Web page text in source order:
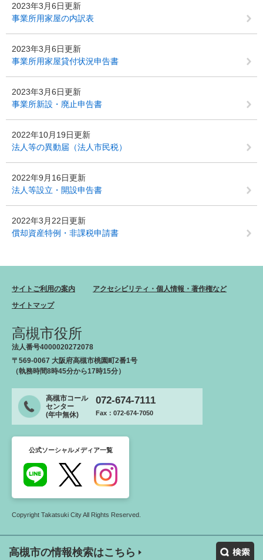
高槻市の情報検索はこちら
2023年3月6日更新
事業所用家屋の内訳表
2023年3月6日更新
事業所用家屋貸付状況申告書
2023年3月6日更新
事業所新設・廃止申告書
2022年10月19日更新
法人等の異動届（法人市民税）
2022年9月16日更新
法人等設立・開設申告書
2022年3月22日更新
償却資産特例・非課税申請書
サイトご利用の案内
アクセシビリティ・個人情報・著作権など
サイトマップ
高槻市役所
法人番号4000020272078
〒569-0067 大阪府高槻市桃園町2番1号
（執務時間8時45分から17時15分）
高槻市コール
センター
(年中無休)
072-674-7111
Fax：072-674-7050
公式ソーシャルメディア一覧
Copyright Takatsuki City All Rights Reserved.